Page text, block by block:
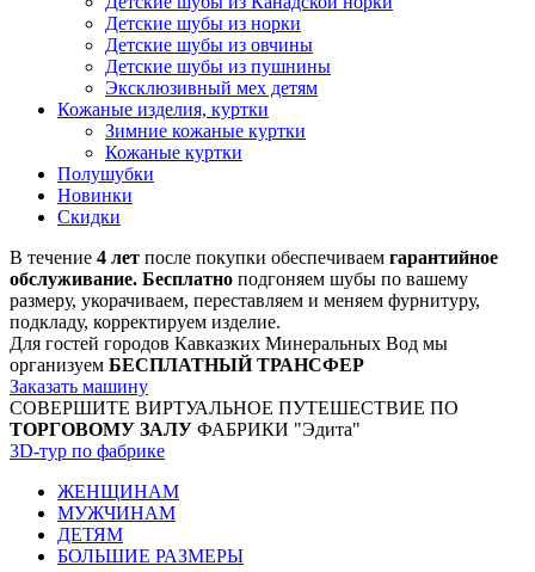
Детские шубы из норки
Детские шубы из овчины
Детские шубы из пушнины
Эксклюзивный мех детям
Кожаные изделия, куртки
Зимние кожаные куртки
Кожаные куртки
Полушубки
Новинки
Скидки
В течение 4 лет после покупки обеспечиваем гарантийное
обслуживание. Бесплатно подгоняем шубы по вашему
размеру, укорачиваем, переставляем и меняем фурнитуру,
подкладу, корректируем изделие.
Для гостей городов Кавказких Минеральных Вод мы
организуем БЕСПЛАТНЫЙ ТРАНСФЕР
Заказать машину
СОВЕРШИТЕ ВИРТУАЛЬНОЕ ПУТЕШЕСТВИЕ ПО
ТОРГОВОМУ ЗАЛУ ФАБРИКИ "Эдита"
3D-тур по фабрике
ЖЕНЩИНАМ
МУЖЧИНАМ
ДЕТЯМ
БОЛЬШИЕ РАЗМЕРЫ